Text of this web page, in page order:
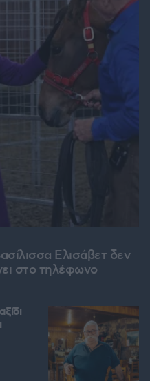
Ελισάβετ δεν
στο τηλέφωνο